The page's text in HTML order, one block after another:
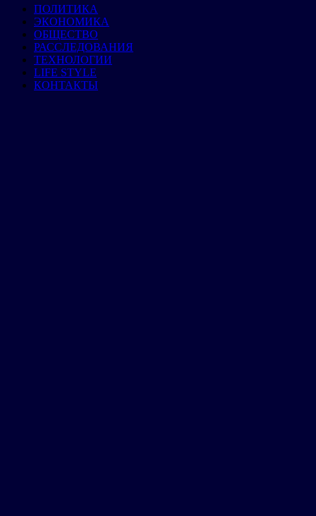
ПОЛИТИКА
ЭКОНОМИКА
ОБЩЕСТВО
РАССЛЕДОВАНИЯ
ТЕХНОЛОГИИ
LIFE STYLE
КОНТАКТЫ